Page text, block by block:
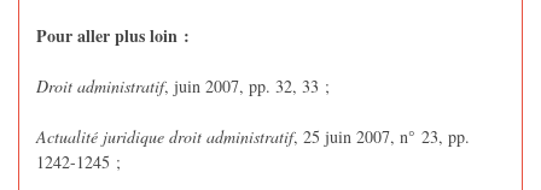
Pour aller plus loin :
Droit administratif, juin 2007, pp. 32, 33 ;
Actualité juridique droit administratif, 25 juin 2007, n° 23, pp.
1242-1245 ;